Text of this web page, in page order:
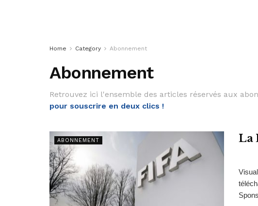
Home Category Abonnement
Abonnement
Retrouvez ici l'ensemble des articles réservés aux
pour souscrire en deux clics !
ABONNEMENT La